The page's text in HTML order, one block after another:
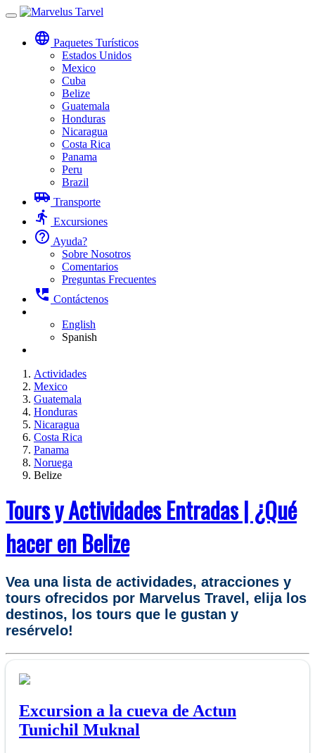
Toggle
navigation
language Paquetes Turísticos
Estados Unidos
Mexico
Cuba
Belize
Guatemala
Honduras
Nicaragua
Costa Rica
Panama
Peru
Brazil
airport_shuttle Transporte
directions_run Excursiones
help_outline Ayuda?
Sobre Nosotros
Comentarios
Preguntas Frecuentes
perm_phone_msg Contáctenos
English
Spanish
Actividades
Mexico
Guatemala
Honduras
Nicaragua
Costa Rica
Panama
Noruega
Belize
Tours y Actividades Entradas | ¿Qué
hacer en Belize
Vea una lista de actividades, atracciones y
tours ofrecidos por Marvelus Travel, elija los
destinos, los tours que le gustan y
resérvelo!
Excursion a la cueva de Actun
Tunichil Muknal